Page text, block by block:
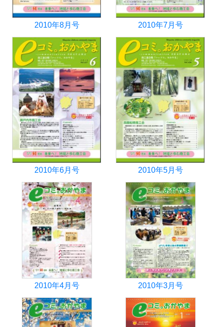
2010年8月号 2010年7月号
2010年6月号 2010年5月号
2010年4月号 2010年3月号